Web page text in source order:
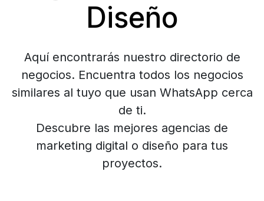
Diseño
Aquí encontrarás nuestro directorio de
negocios. Encuentra todos los negocios
similares al tuyo que usan WhatsApp cerca
de ti.
Descubre las mejores agencias de
marketing digital o diseño para tus
proyectos.